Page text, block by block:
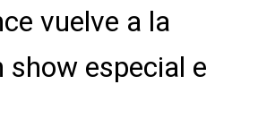
vuelve a la
especial e